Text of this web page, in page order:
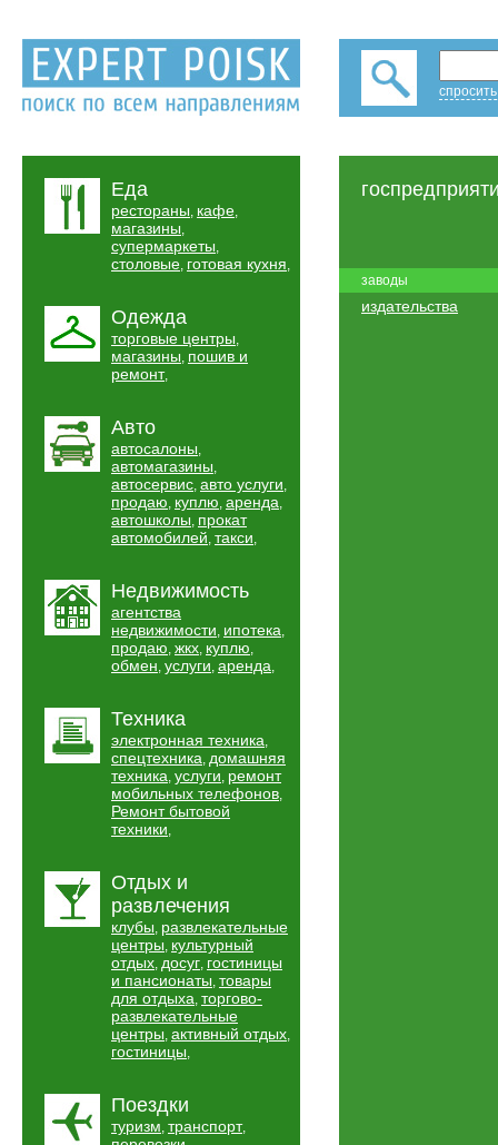
Еда
рестораны, кафе,
магазины,
супермаркеты,
столовые, готовая кухня,
Одежда
торговые центры,
магазины, пошив и
ремонт,
Авто
автосалоны,
автомагазины,
автосервис, авто услуги,
продаю, куплю, аренда,
автошколы, прокат
автомобилей, такси,
Недвижимость
агентства
недвижимости, ипотека,
продаю, жкх, куплю,
обмен, услуги, аренда,
Техника
электронная техника,
спецтехника, домашняя
техника, услуги, ремонт
мобильных телефонов,
Ремонт бытовой
техники,
Отдых и
развлечения
клубы, развлекательные
центры, культурный
отдых, досуг, гостиницы
и пансионаты, товары
для отдыха, торгово-
развлекательные
центры, активный отдых,
гостиницы,
Поездки
туризм, транспорт,
заводы
издательства